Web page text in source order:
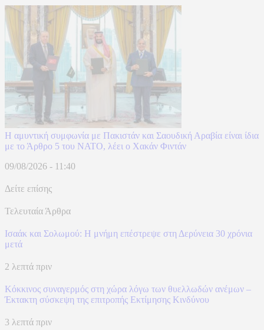
Η αμυντική συμφωνία με Πακιστάν και Σαουδική Αραβία είναι ίδια
με το Άρθρο 5 του ΝΑΤΟ, λέει ο Χακάν Φιντάν
09/08/2026 - 11:40
Δείτε επίσης
Τελευταία Άρθρα
Ισαάκ και Σολωμού: Η μνήμη επέστρεψε στη Δερύνεια 30 χρόνια
μετά
2 λεπτά πριν
Κόκκινος συναγερμός στη χώρα λόγω των θυελλωδών ανέμων –
Έκτακτη σύσκεψη της επιτροπής Εκτίμησης Κινδύνου
3 λεπτά πριν